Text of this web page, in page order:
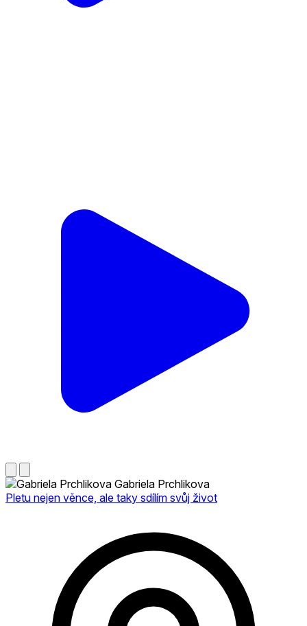
Gabriela Prchlikova
Pletu nejen věnce, ale taky sdílím svůj život